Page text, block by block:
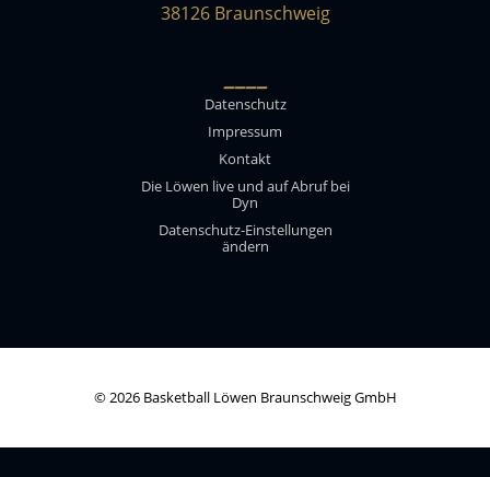
38126 Braunschweig
____
Datenschutz
Impressum
Kontakt
Die Löwen live und auf Abruf bei
Dyn
Datenschutz-Einstellungen
ändern
© 2026 Basketball Löwen Braunschweig GmbH